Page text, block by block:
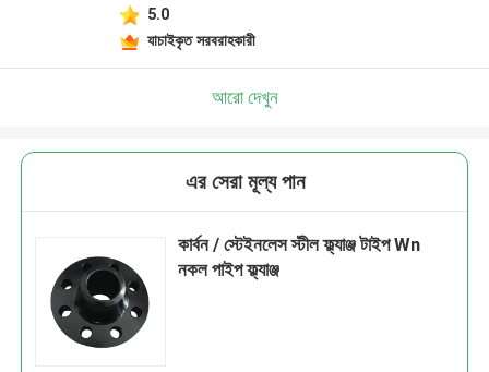
5.0
যাচাইকৃত সরবরাহকারী
আরো দেখুন
এর সেরা মূল্য পান
কার্বন / স্টেইনলেস স্টীল ফ্ল্যাঞ্জ টাইপ Wn
নকল পাইপ ফ্ল্যাঞ্জ